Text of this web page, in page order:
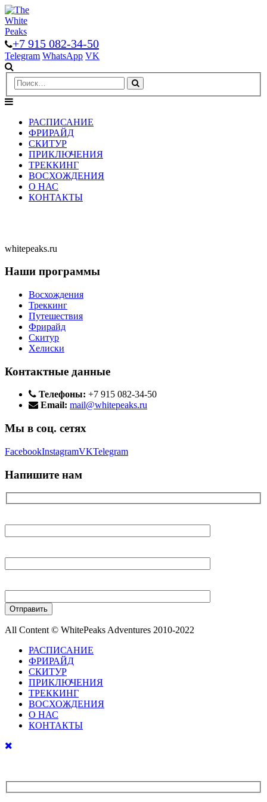
+7 915 082-34-50
Telegram WhatsApp VK
РАСПИСАНИЕ
ФРИРАЙД
СКИТУР
ПРИКЛЮЧЕНИЯ
ТРЕККИНГ
ВОСХОЖДЕНИЯ
О НАС
КОНТАКТЫ
whitepeaks.ru
Наши программы
Восхождения
Треккинг
Путешествия
Фрирайд
Скитур
Хелиски
Контактные данные
Телефоны: +7 915 082-34-50
Email: mail@whitepeaks.ru
Мы в соц. сетях
FacebookInstagramVKTelegram
Напишите нам
All Content © WhitePeaks Adventures 2010-2022
РАСПИСАНИЕ
ФРИРАЙД
СКИТУР
ПРИКЛЮЧЕНИЯ
ТРЕККИНГ
ВОСХОЖДЕНИЯ
О НАС
КОНТАКТЫ